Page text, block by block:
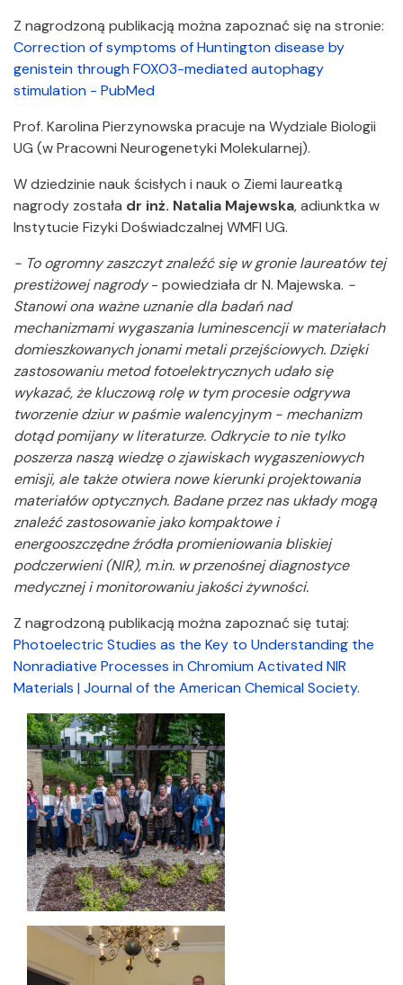
Z nagrodzoną publikacją można zapoznać się na stronie:
Correction of symptoms of Huntington disease by
genistein through FOXO3-mediated autophagy
stimulation - PubMed
Prof. Karolina Pierzynowska pracuje na Wydziale Biologii
UG (w Pracowni Neurogenetyki Molekularnej).
W dziedzinie nauk ścisłych i nauk o Ziemi laureatką
nagrody została dr inż. Natalia Majewska, adiunktka w
Instytucie Fizyki Doświadczalnej WMFI UG.
- To ogromny zaszczyt znaleźć się w gronie laureatów tej
prestiżowej nagrody- powiedziała dr N. Majewska. -
Stanowi ona ważne uznanie dla badań nad
mechanizmami wygaszania luminescencji w materiałach
domieszkowanych jonami metali przejściowych. Dzięki
zastosowaniu metod fotoelektrycznych udało się
wykazać, że kluczową rolę w tym procesie odgrywa
tworzenie dziur w paśmie walencyjnym - mechanizm
dotąd pomijany w literaturze. Odkrycie to nie tylko
poszerza naszą wiedzę o zjawiskach wygaszeniowych
emisji, ale także otwiera nowe kierunki projektowania
materiałów optycznych. Badane przez nas układy mogą
znaleźć zastosowanie jako kompaktowe i
energooszczędne źródła promieniowania bliskiej
podczerwieni (NIR), m.in. w przenośnej diagnostyce
medycznej i monitorowaniu jakości żywności.
Z nagrodzoną publikacją można zapoznać się tutaj:
Photoelectric Studies as the Key to Understanding the
Nonradiative Processes in Chromium Activated NIR
Materials | Journal of the American Chemical Society.